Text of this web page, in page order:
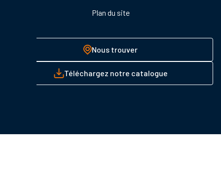
Plan du site
Nous trouver
Téléchargez notre catalogue